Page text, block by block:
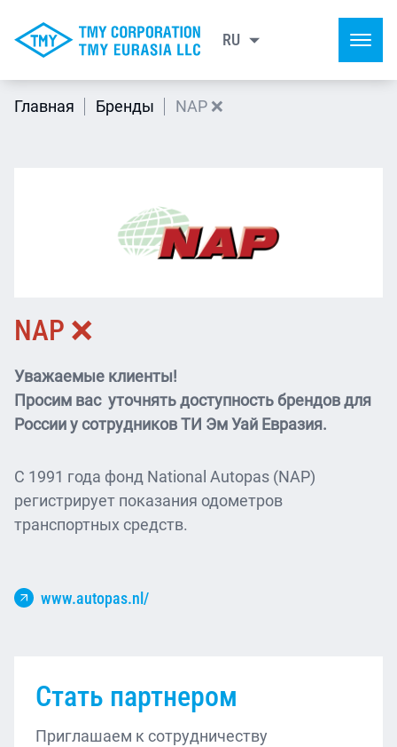
RU
EN
Главная
Бренды NAP ❌
NAP ❌
Уважаемые клиенты!
Просим вас уточнять доступность брендов для
России у сотрудников ТИ Эм Уай Евразия.
С 1991 года фонд National Autopas (NAP)
регистрирует показания одометров
транспортных средств.
www.autopas.nl/
Стать партнером
Приглашаем к сотрудничеству